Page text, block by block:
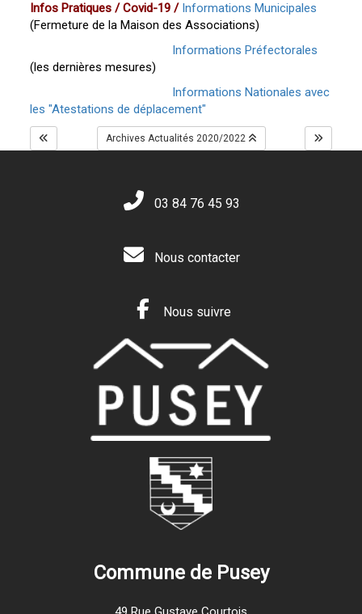
Infos Pratiques / Covid-19 / Informations Municipales
(Fermeture de la Maison des Associations)
Informations Préfectorales
(les dernières mesures)
Informations Nationales avec
les "Atestations de déplacement"
Archives Actualités 2020/2022
03 84 76 45 93
Nous contacter
Nous suivre
Commune de Pusey